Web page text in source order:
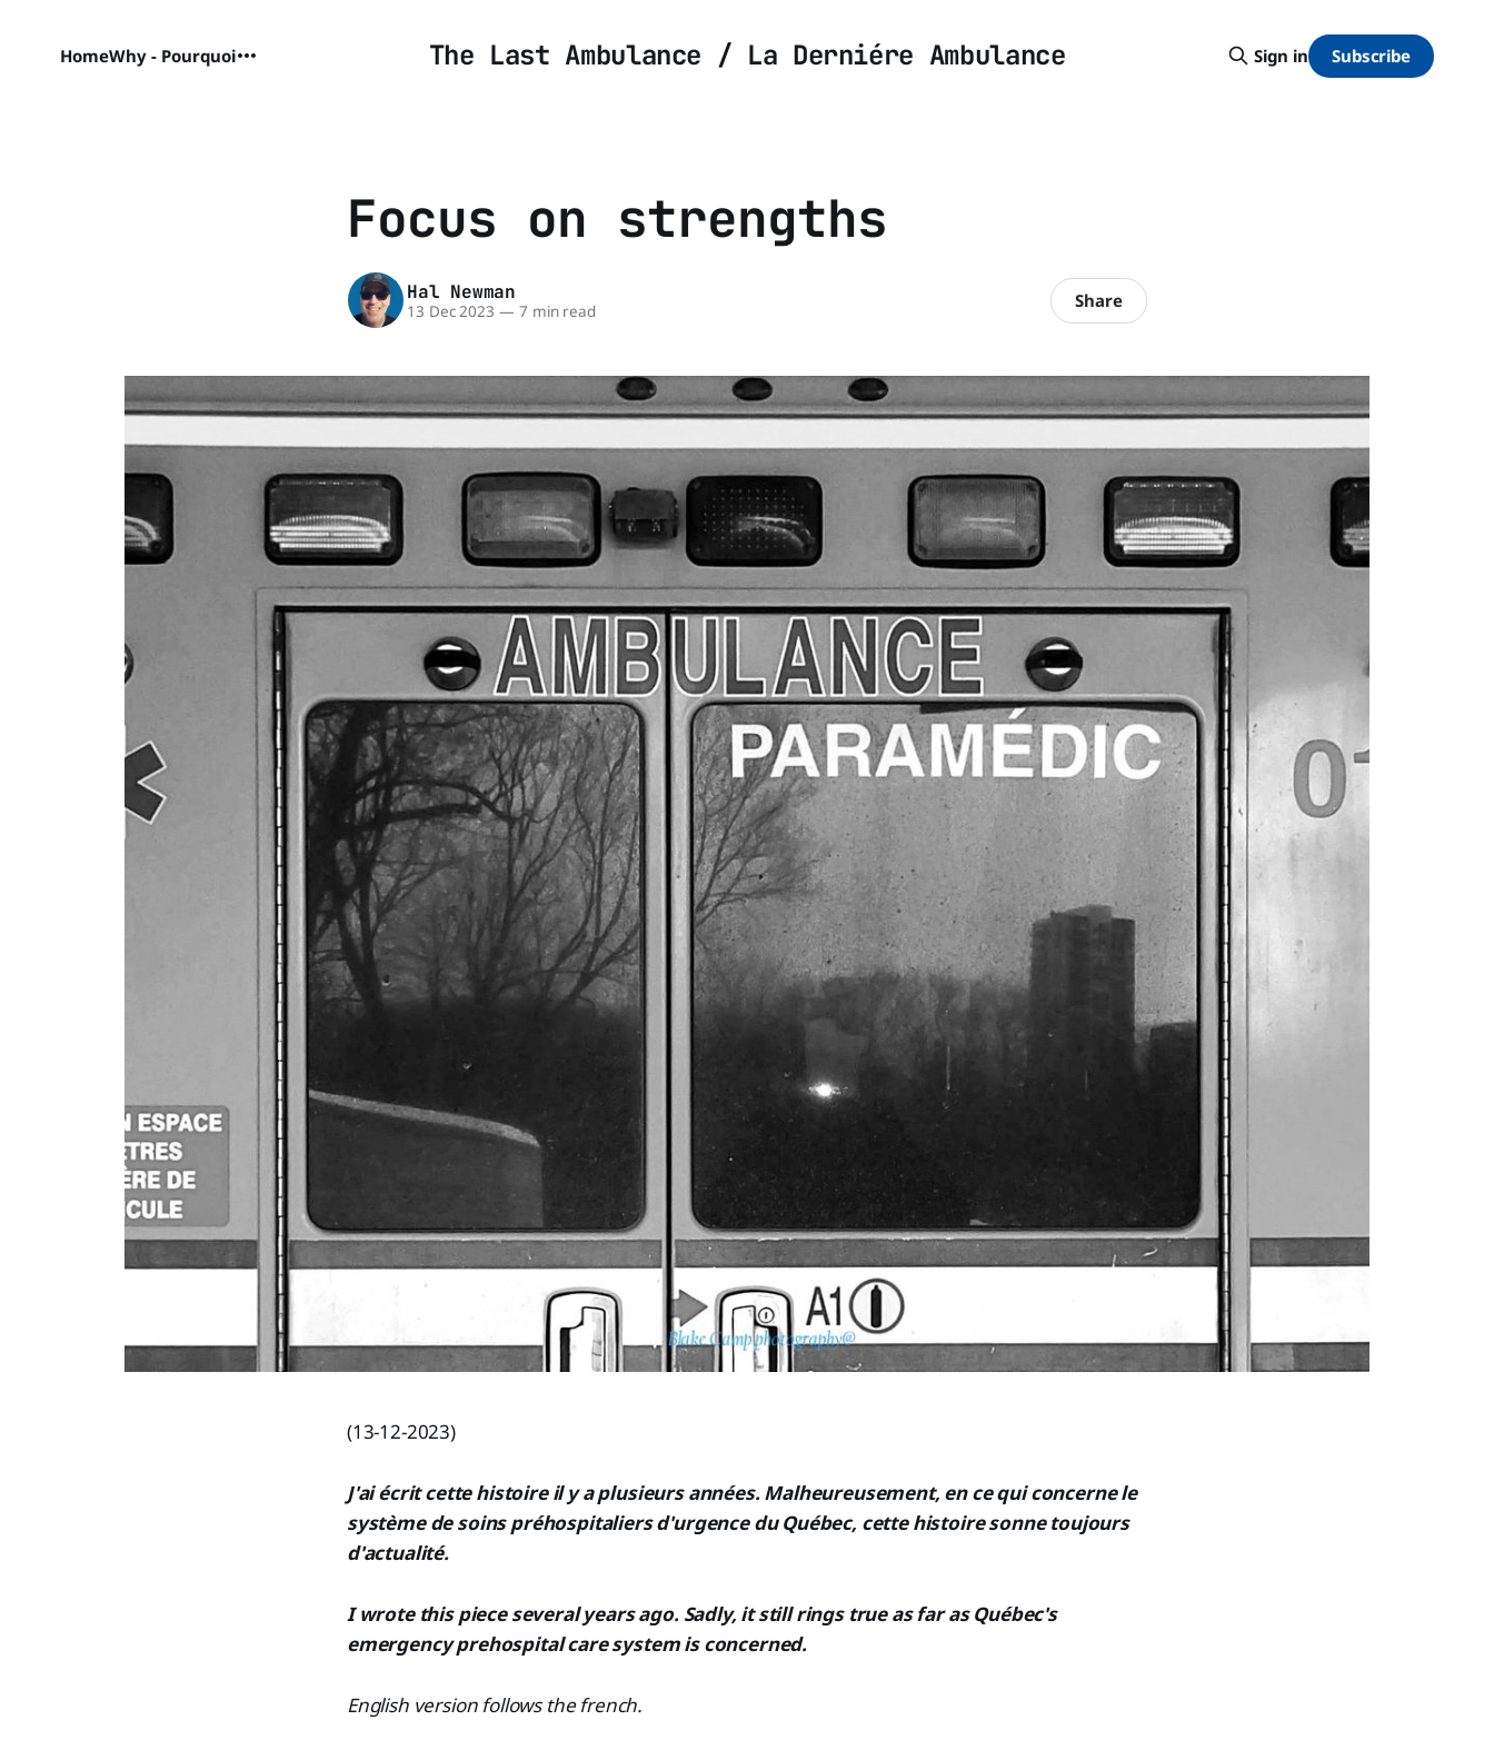
The Last Ambulance / La Derniére Ambulance
HomeWhy - Pourquoi Sign in Subscribe
Focus on strengths
Hal Newman
13 Dec 2023 — 7 min read Share
(13-12-2023)
J'ai écrit cette histoire il y a plusieurs années. Malheureusement, en ce qui concerne le
système de soins préhospitaliers d'urgence du Québec, cette histoire sonne toujours
d'actualité.
I wrote this piece several years ago. Sadly, it still rings true as far as Québec's
emergency prehospital care system is concerned.
English version follows the french.